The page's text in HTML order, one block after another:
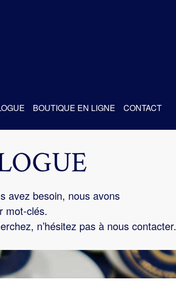
BOUTIQUE EN LIGNE CONTACT
avez besoin, nous avons
mot-clés.
n’hésitez pas à nous contacter.